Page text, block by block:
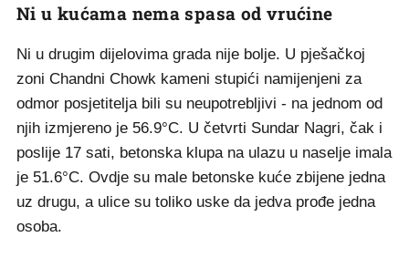
Ni u kućama nema spasa od vrućine
Ni u drugim dijelovima grada nije bolje. U pješačkoj
zoni Chandni Chowk kameni stupići namijenjeni za
odmor posjetitelja bili su neupotrebljivi - na jednom od
njih izmjereno je 56.9°C. U četvrti Sundar Nagri, čak i
poslije 17 sati, betonska klupa na ulazu u naselje imala
je 51.6°C. Ovdje su male betonske kuće zbijene jedna
uz drugu, a ulice su toliko uske da jedva prođe jedna
osoba.